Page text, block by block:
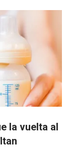
la vuelta al